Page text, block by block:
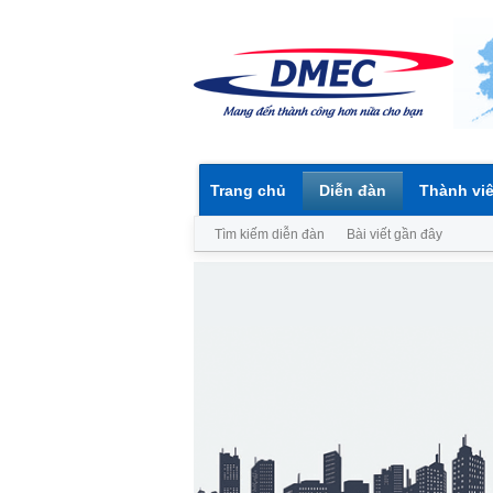
Trang chủ Diễn đàn
Tìm kiếm diễn đàn Bài viết gần đây
Thành